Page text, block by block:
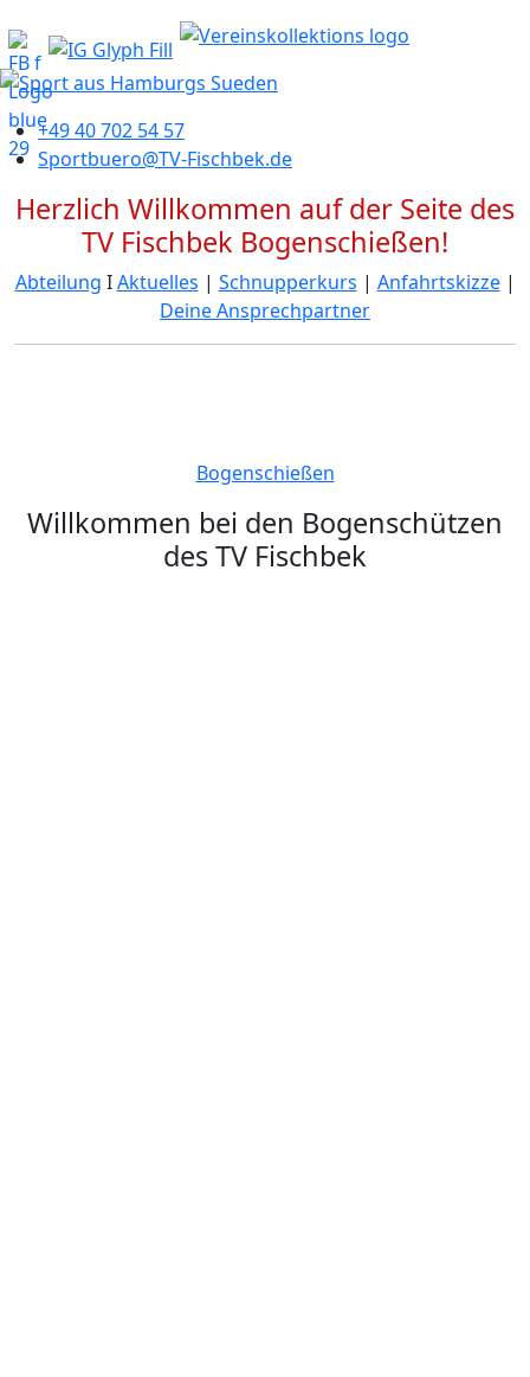
+49 40 702 54 57
Sportbuero@TV-Fischbek.de
Herzlich Willkommen auf der Seite des
TV Fischbek Bogenschießen!
Abteilung ΙAktuelles | Schnupperkurs | Anfahrtskizze|
Deine Ansprechpartner
Bogenschießen
Willkommen bei den Bogenschützen
des TV Fischbek